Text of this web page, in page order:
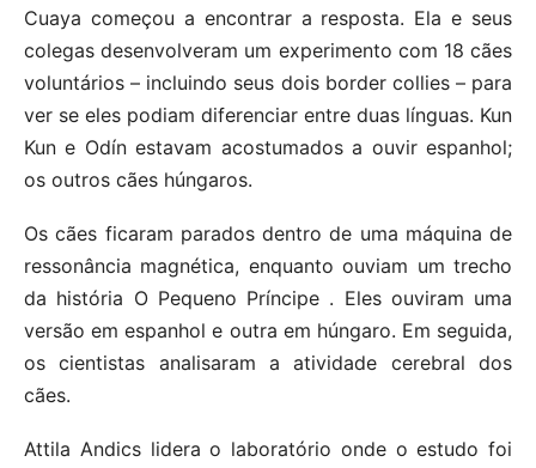
Cuaya começou a encontrar a resposta. Ela e seus
colegas desenvolveram um experimento com 18 cães
voluntários – incluindo seus dois border collies – para
ver se eles podiam diferenciar entre duas línguas. Kun
Kun e Odín estavam acostumados a ouvir espanhol;
os outros cães húngaros.
Os cães ficaram parados dentro de uma máquina de
ressonância magnética, enquanto ouviam um trecho
da história O Pequeno Príncipe . Eles ouviram uma
versão em espanhol e outra em húngaro. Em seguida,
os cientistas analisaram a atividade cerebral dos
cães.
Attila Andics lidera o laboratório onde o estudo foi